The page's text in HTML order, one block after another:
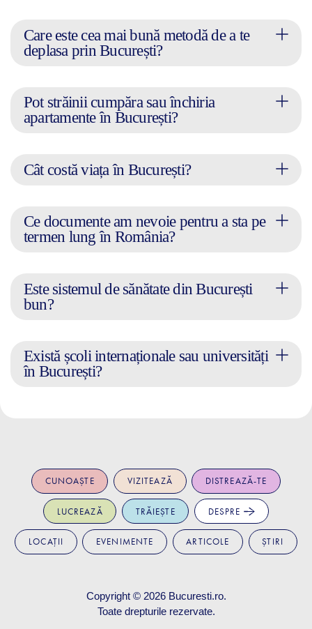
Care este cea mai bună metodă de a te
deplasa prin București?
Pot străinii cumpăra sau închiria
apartamente în București?
Cât costă viața în București?
Ce documente am nevoie pentru a sta pe
termen lung în România?
Este sistemul de sănătate din București
bun?
Există școli internaționale sau universități
în București?
CUNOAȘTE VIZITEAZĂ DISTREAZĂ-TE
LUCREAZĂ TRĂIEȘTE DESPRE
LOCAȚII EVENIMENTE ARTICOLE ȘTIRI
Copyright © 2026 Bucuresti.ro.
Toate drepturile rezervate.